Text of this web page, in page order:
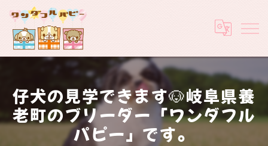
仔犬の見学できます🐶岐阜県養
老町のブリーダー「ワンダフル
パピー」です。